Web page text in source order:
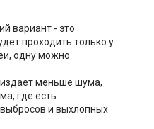
вариант - это
проходить только у
одну можно
меньше шума,
где есть
и выхлопных